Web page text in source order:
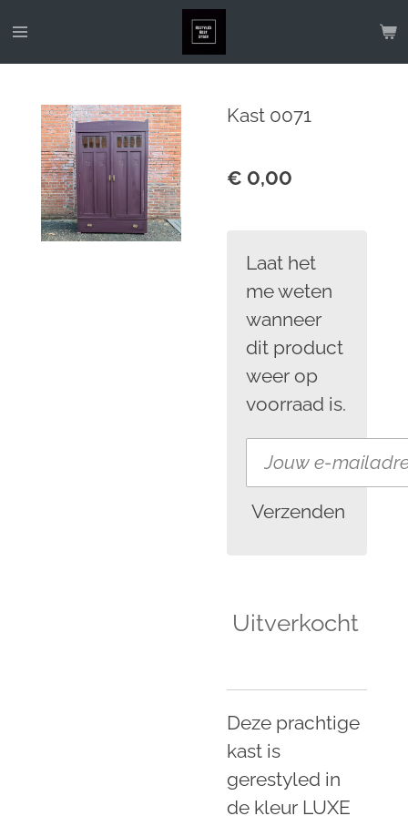
Ga
hoofdinhoud
Kast 0071
€ 0,00
Laat het
me weten
wanneer
dit product
weer op
voorraad is.
Verzenden
Uitverkocht
Deze prachtige
kast is
gerestyled in
de kleur LUXE